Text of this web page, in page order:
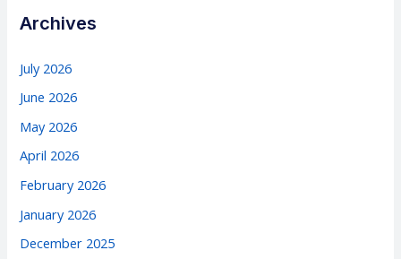
Archives
July 2026
June 2026
May 2026
April 2026
February 2026
January 2026
December 2025